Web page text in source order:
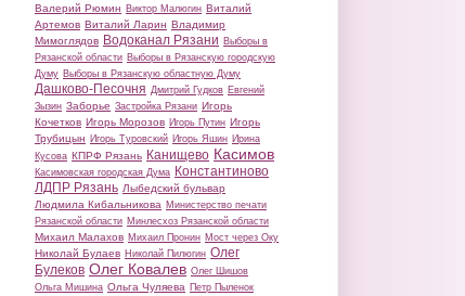
Валерий Рюмин Виктор Малюгин Виталий
Артемов Виталий Ларин Владимир
Мимоглядов Водоканал Рязани Выборы в
Рязанской области Выборы в Рязанскую городскую
Думу Выборы в Рязанскую областную Думу
Дашково-Песочня Дмитрий Гудков Евгений
Зызин Заборье Застройка Рязани Игорь
Кочетков Игорь Морозов Игорь Путин Игорь
Трубицын Игорь Туровский Игорь Яшин Ирина
Кусова КПРФ Рязань Канищево Касимов
Касимовская городская Дума Константиново
ЛДПР Рязань Лыбедский бульвар
Людмила Кибальникова Министерство печати
Рязанской области Минлесхоз Рязанской области
Михаил Малахов Михаил Пронин Мост через Оку
Николай Булаев Николай Пилюгин Олег
Булеков Олег Ковалев Олег Шишов
Ольга Мишина Ольга Чуляева Петр Пыленок